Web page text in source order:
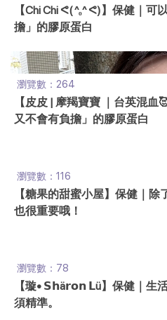
【Chi Chi ᕙ( ^ₒ^ ᕙ)】保健｜
擔」的膠原蛋白
瀏覽數：264
【皮皮 | 摩羯寶寶 ｜台英混血
又不會有負擔」的膠原蛋白
瀏覽數：116
【糖果的甜蜜小屋】保健｜除
也很重要哦！
瀏覽數：78
【璇• 𝗦𝗵ä𝗿𝗼𝗻 𝗟ü】保健｜生
須精準。